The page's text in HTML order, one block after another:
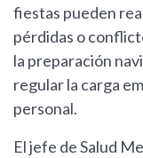
fiestas pueden
pérdidas o
la preparación
regular la carga
personal.
El jefe de Salud